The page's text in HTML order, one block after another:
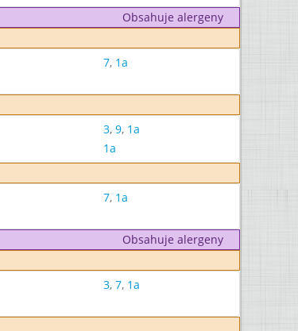
Obsahuje alergeny
7, 1a
3, 9, 1a
1a
7, 1a
Obsahuje alergeny
3, 7, 1a